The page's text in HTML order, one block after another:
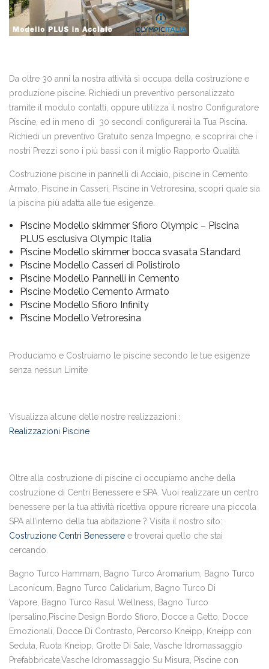
Da oltre 30 anni la nostra attività si occupa della costruzione e
produzione piscine. Richiedi un preventivo personalizzato
tramite il modulo contatti, oppure utilizza il nostro Configuratore
Piscine, ed in meno di 30 secondi configurerai la Tua Piscina.
Richiedi un preventivo Gratuito senza Impegno, e scoprirai che i
nostri Prezzi sono i più bassi con il miglio Rapporto Qualità.
Costruzione piscine in pannelli di Acciaio, piscine in Cemento
Armato, Piscine in Casseri, Piscine in Vetroresina, scopri quale sia
la piscina più adatta alle tue esigenze.
Piscine Modello skimmer Sfioro Olympic – Piscina
PLUS esclusiva Olympic Italia
Piscine Modello skimmer bocca svasata Standard
Piscine Modello Casseri di Polistirolo
Piscine Modello Pannelli in Cemento
Piscine Modello Cemento Armato
Piscine Modello Sfioro Infinity
Piscine Modello Vetroresina
Produciamo e Costruiamo le piscine secondo le tue esigenze
senza nessun Limite
Visualizza alcune delle nostre realizzazioni :
Realizzazioni Piscine
Oltre alla costruzione di piscine ci occupiamo anche della
costruzione di Centri Benessere e SPA. Vuoi realizzare un centro
benessere per la tua attività ricettiva oppure ricreare una piccola
SPA all’interno della tua abitazione ? Visita il nostro sito:
Costruzione Centri Benessere e troverai quello che stai
cercando.
Bagno Turco Hammam, Bagno Turco Aromarium, Bagno Turco
Laconicum, Bagno Turco Calidarium, Bagno Turco Di
Vapore, Bagno Turco Rasul Wellness, Bagno Turco
Ipersalino,Piscine Design Bordo Sfioro, Docce a Getto, Docce
Emozionali, Docce Di Contrasto, Percorso Kneipp, Kneipp con
Seduta, Ruota Kneipp, Grotte Di Sale, Vasche Idromassaggio
Prefabbricate,Vasche Idromassaggio Su Misura, Piscine con